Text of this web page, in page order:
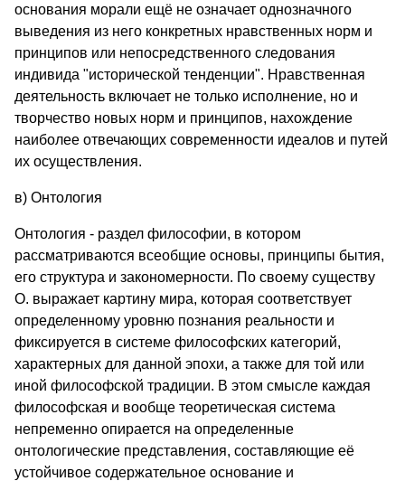
основания морали ещё не означает однозначного
выведения из него конкретных нравственных норм и
принципов или непосредственного следования
индивида "исторической тенденции". Нравственная
деятельность включает не только исполнение, но и
творчество новых норм и принципов, нахождение
наиболее отвечающих современности идеалов и путей
их осуществления.
в) Онтология
Онтология - раздел философии, в котором
рассматриваются всеобщие основы, принципы бытия,
его структура и закономерности. По своему существу
О. выражает картину мира, которая соответствует
определенному уровню познания реальности и
фиксируется в системе философских категорий,
характерных для данной эпохи, а также для той или
иной философской традиции. В этом смысле каждая
философская и вообще теоретическая система
непременно опирается на определенные
онтологические представления, составляющие её
устойчивое содержательное основание и